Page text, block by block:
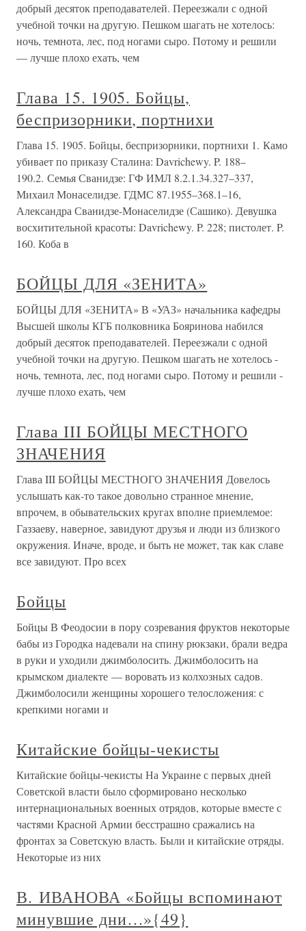
добрый десяток преподавателей. Переезжали с одной
учебной точки на другую. Пешком шагать не хотелось:
ночь, темнота, лес, под ногами сыро. Потому и решили
— лучше плохо ехать, чем
Глава 15. 1905. Бойцы,
беспризорники, портнихи
Глава 15. 1905. Бойцы, беспризорники, портнихи 1. Камо
убивает по приказу Сталина: Davrichewy. P. 188–
190.2. Семья Сванидзе: ГФ ИМЛ 8.2.1.34.327–337,
Михаил Монаселидзе. ГДМС 87.1955–368.1–16,
Александра Сванидзе-Монаселидзе (Сашико). Девушка
восхитительной красоты: Davrichewy. P. 228; пистолет. P.
160. Коба в
БОЙЦЫ ДЛЯ «ЗЕНИТА»
БОЙЦЫ ДЛЯ «ЗЕНИТА» В «УАЗ» начальника кафедры
Высшей школы КГБ полковника Бояринова набился
добрый десяток преподавателей. Переезжали с одной
учебной точки на другую. Пешком шагать не хотелось -
ночь, темнота, лес, под ногами сыро. Потому и решили -
лучше плохо ехать, чем
Глава III БОЙЦЫ МЕСТНОГО
ЗНАЧЕНИЯ
Глава III БОЙЦЫ МЕСТНОГО ЗНАЧЕНИЯ Довелось
услышать как-то такое довольно странное мнение,
впрочем, в обывательских кругах вполне приемлемое:
Газзаеву, наверное, завидуют друзья и люди из близкого
окружения. Иначе, вроде, и быть не может, так как славе
все завидуют. Про всех
Бойцы
Бойцы В Феодосии в пору созревания фруктов некоторые
бабы из Городка надевали на спину рюкзаки, брали ведра
в руки и уходили джимболосить. Джимболосить на
крымском диалекте — воровать из колхозных садов.
Джимболосили женщины хорошего телосложения: с
крепкими ногами и
Китайские бойцы-чекисты
Китайские бойцы-чекисты На Украине с первых дней
Советской власти было сформировано несколько
интернациональных военных отрядов, которые вместе с
частями Красной Армии бесстрашно сражались на
фронтах за Советскую власть. Были и китайские отряды.
Некоторые из них
В. ИВАНОВА «Бойцы вспоминают
минувшие дни…»{49}